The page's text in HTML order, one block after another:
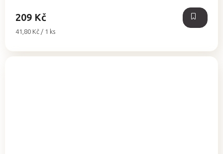
209 Kč
Měrná
41,80 Kč / 1 ks